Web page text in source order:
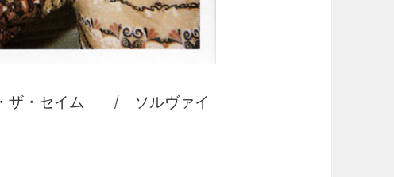
ザ・セイム / ソルヴァイ